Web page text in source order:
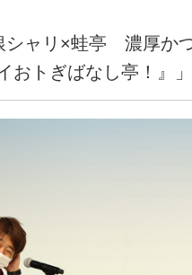
シャリ×蛙亭 濃厚か
おトぎばなし亭！』